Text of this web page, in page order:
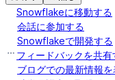
Snowflakeに移動する
会話に参加する
Snowflakeで開発する
フィードバックを共有
ブログでの最新情報